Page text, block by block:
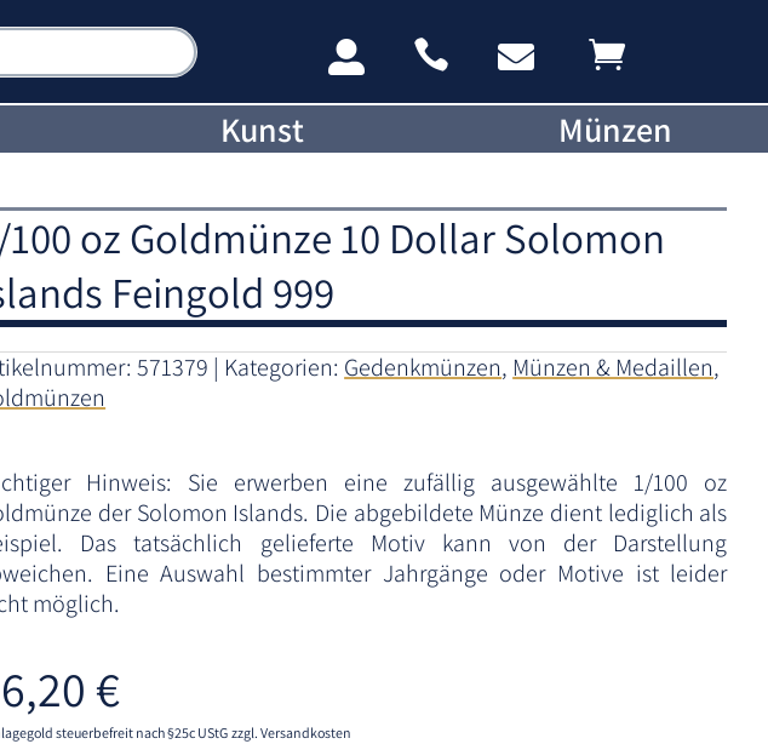
   
Kunst Münzen
oz Goldmünze 10 Dollar Solomon
Feingold 999
571379 Kategorien: Gedenkmünzen, Münzen & Medaillen,
Hinweis: Sie erwerben eine zufällig ausgewählte 1/100 oz
der Solomon Islands. Die abgebildete Münze dient lediglich als
Das tatsächlich gelieferte Motiv kann von der Darstellung
Eine Auswahl bestimmter Jahrgänge oder Motive ist leider
möglich.
€
steuerbefreit nach §25c UStG zzgl. Versandkosten